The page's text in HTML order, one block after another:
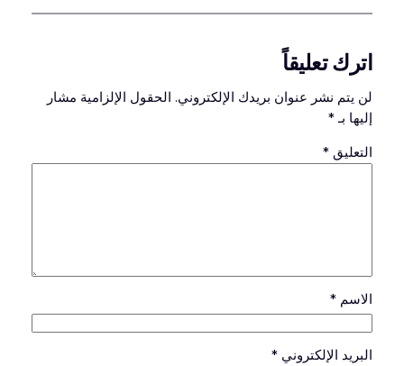
اترك تعليقاً
لن يتم نشر عنوان بريدك الإلكتروني. الحقول الإلزامية مشار
إليها بـ*
التعليق *
الاسم *
البريد الإلكتروني *